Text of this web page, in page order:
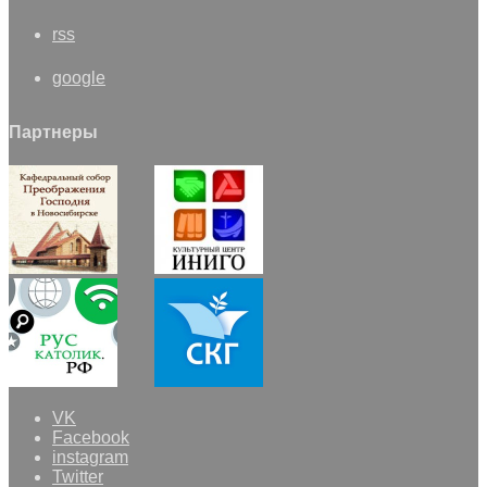
rss
google
Партнеры
VK
Facebook
instagram
Twitter